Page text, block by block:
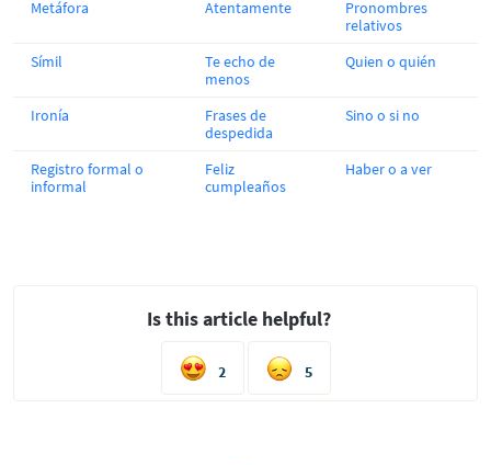
Metáfora Atentamente
Pronombres
relativos
Símil
Te echo de
menos
Quien o quién
Ironía
Frases de
despedida
Sino o si no
Registro formal o
informal
Feliz
cumpleaños
Haber o a ver
Is this article helpful?
2 5